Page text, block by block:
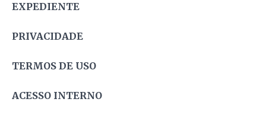
EXPEDIENTE
PRIVACIDADE
TERMOS DE USO
ACESSO INTERNO